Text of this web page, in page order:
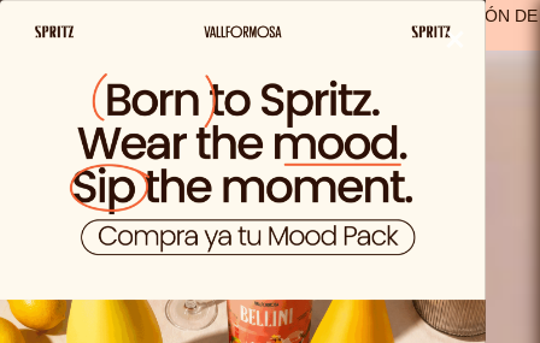
(A EXCEPCIÓN DE
LOS PRODUCTOS SOLO VIDA)
×